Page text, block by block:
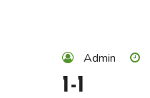
Admin
1-1